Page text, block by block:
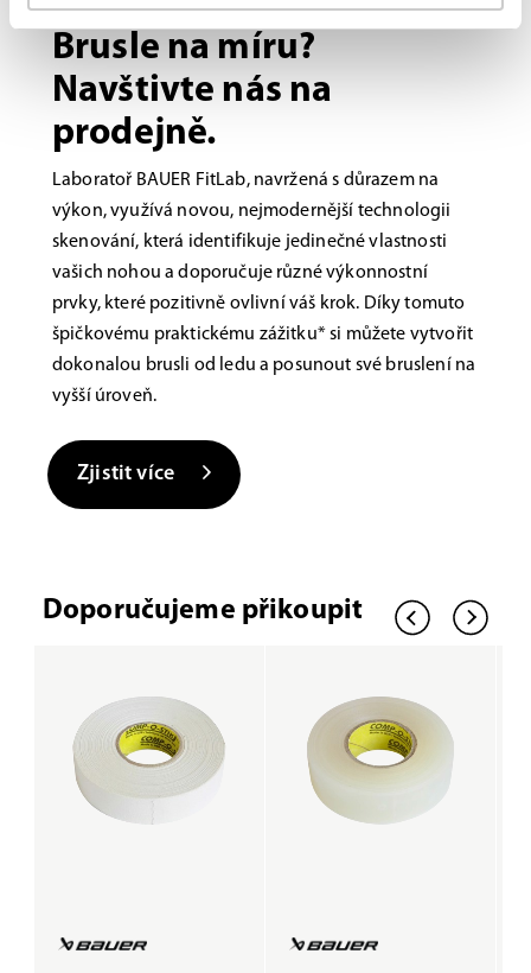
Bauer FITLAB
Brusle na míru?
Navštivte nás na
prodejně.
Laboratoř BAUER FitLab, navržená s důrazem na
výkon, využívá novou, nejmodernější technologii
skenování, která identifikuje jedinečné vlastnosti
vašich nohou a doporučuje různé výkonnostní
prvky, které pozitivně ovlivní váš krok. Díky tomuto
špičkovému praktickému zážitku* si můžete vytvořit
dokonalou brusli od ledu a posunout své bruslení na
vyšší úroveň.
Zjistit více
Doporučujeme přikoupit